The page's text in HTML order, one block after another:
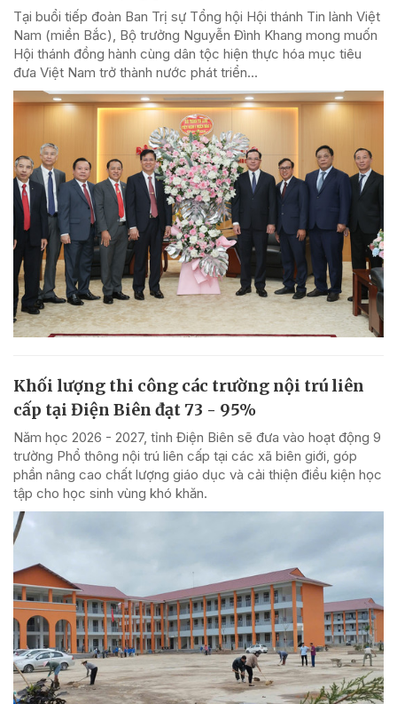
Tại buổi tiếp đoàn Ban Trị sự Tổng hội Hội thánh Tin lành Việt
Nam (miền Bắc), Bộ trưởng Nguyễn Đình Khang mong muốn
Hội thánh đồng hành cùng dân tộc hiện thực hóa mục tiêu
đưa Việt Nam trở thành nước phát triển...
Khối lượng thi công các trường nội trú liên
cấp tại Điện Biên đạt 73 - 95%
Năm học 2026 - 2027, tỉnh Điện Biên sẽ đưa vào hoạt động 9
trường Phổ thông nội trú liên cấp tại các xã biên giới, góp
phần nâng cao chất lượng giáo dục và cải thiện điều kiện học
tập cho học sinh vùng khó khăn.